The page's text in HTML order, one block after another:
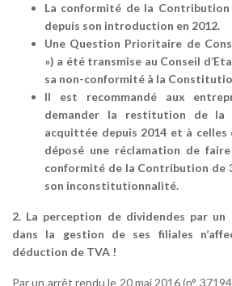
La conformité de la
depuis son introduction en 2012.
Une Question Prioritaire de
») a été transmise au Conseil
sa non-conformité à la
Il est recommandé aux
demander la restitution de la
acquittée depuis 2014 et à celles
déposé une réclamation de
conformité de la Contribution de
son inconstitutionnalité.
2. La perception de dividendes par un
dans la gestion de ses filiales
déduction de TVA !
Par un arrêt rendu le 20 mai 2016 (n°